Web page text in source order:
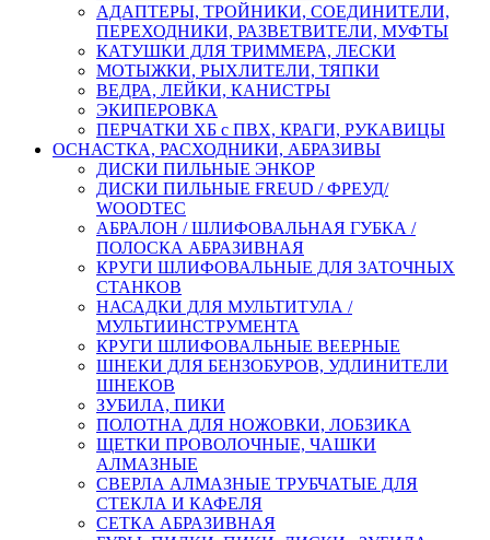
АДАПТЕРЫ, ТРОЙНИКИ, СОЕДИНИТЕЛИ,
ПЕРЕХОДНИКИ, РАЗВЕТВИТЕЛИ, МУФТЫ
КАТУШКИ ДЛЯ ТРИММЕРА, ЛЕСКИ
МОТЫЖКИ, РЫХЛИТЕЛИ, ТЯПКИ
ВЕДРА, ЛЕЙКИ, КАНИСТРЫ
ЭКИПЕРОВКА
ПЕРЧАТКИ ХБ с ПВХ, КРАГИ, РУКАВИЦЫ
ОСНАСТКА, РАСХОДНИКИ, АБРАЗИВЫ
ДИСКИ ПИЛЬНЫЕ ЭНКОР
ДИСКИ ПИЛЬНЫЕ FREUD / ФРЕУД/
WOODTEC
АБРАЛОН / ШЛИФОВАЛЬНАЯ ГУБКА /
ПОЛОСКА АБРАЗИВНАЯ
КРУГИ ШЛИФОВАЛЬНЫЕ ДЛЯ ЗАТОЧНЫХ
СТАНКОВ
НАСАДКИ ДЛЯ МУЛЬТИТУЛА /
МУЛЬТИИНСТРУМЕНТА
КРУГИ ШЛИФОВАЛЬНЫЕ ВЕЕРНЫЕ
ШНЕКИ ДЛЯ БЕНЗОБУРОВ, УДЛИНИТЕЛИ
ШНЕКОВ
ЗУБИЛА, ПИКИ
ПОЛОТНА ДЛЯ НОЖОВКИ, ЛОБЗИКА
ЩЕТКИ ПРОВОЛОЧНЫЕ, ЧАШКИ
АЛМАЗНЫЕ
СВЕРЛА АЛМАЗНЫЕ ТРУБЧАТЫЕ ДЛЯ
СТЕКЛА И КАФЕЛЯ
СЕТКА АБРАЗИВНАЯ